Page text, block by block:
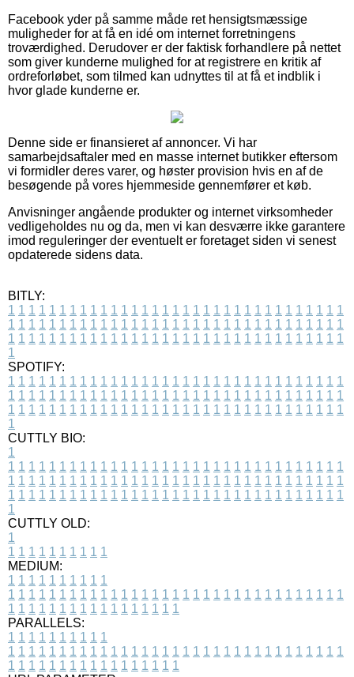
Facebook yder på samme måde ret hensigtsmæssige
muligheder for at få en idé om internet forretningens
troværdighed. Derudover er der faktisk forhandlere på nettet
som giver kunderne mulighed for at registrere en kritik af
ordreforløbet, som tilmed kan udnyttes til at få et indblik i
hvor glade kunderne er.
Denne side er finansieret af annoncer. Vi har
samarbejdsaftaler med en masse internet butikker eftersom
vi formidler deres varer, og høster provision hvis en af de
besøgende på vores hjemmeside gennemfører et køb.
Anvisninger angående produkter og internet virksomheder
vedligeholdes nu og da, men vi kan desværre ikke garantere
imod reguleringer der eventuelt er foretaget siden vi senest
opdaterede sidens data.
BITLY:
1 1 1 1 1 1 1 1 1 1 1 1 1 1 1 1 1 1 1 1 1 1 1 1 1 1 1 1 1 1 1 1 1
1 1 1 1 1 1 1 1 1 1 1 1 1 1 1 1 1 1 1 1 1 1 1 1 1 1 1 1 1 1 1 1 1
1 1 1 1 1 1 1 1 1 1 1 1 1 1 1 1 1 1 1 1 1 1 1 1 1 1 1 1 1 1 1 1 1
1
SPOTIFY:
1 1 1 1 1 1 1 1 1 1 1 1 1 1 1 1 1 1 1 1 1 1 1 1 1 1 1 1 1 1 1 1 1
1 1 1 1 1 1 1 1 1 1 1 1 1 1 1 1 1 1 1 1 1 1 1 1 1 1 1 1 1 1 1 1 1
1 1 1 1 1 1 1 1 1 1 1 1 1 1 1 1 1 1 1 1 1 1 1 1 1 1 1 1 1 1 1 1 1
1
CUTTLY BIO:
1
1 1 1 1 1 1 1 1 1 1 1 1 1 1 1 1 1 1 1 1 1 1 1 1 1 1 1 1 1 1 1 1 1
1 1 1 1 1 1 1 1 1 1 1 1 1 1 1 1 1 1 1 1 1 1 1 1 1 1 1 1 1 1 1 1 1
1 1 1 1 1 1 1 1 1 1 1 1 1 1 1 1 1 1 1 1 1 1 1 1 1 1 1 1 1 1 1 1 1
1
CUTTLY OLD:
1
1 1 1 1 1 1 1 1 1 1
MEDIUM:
1 1 1 1 1 1 1 1 1 1
1 1 1 1 1 1 1 1 1 1 1 1 1 1 1 1 1 1 1 1 1 1 1 1 1 1 1 1 1 1 1 1 1
1 1 1 1 1 1 1 1 1 1 1 1 1 1 1 1 1
PARALLELS:
1 1 1 1 1 1 1 1 1 1
1 1 1 1 1 1 1 1 1 1 1 1 1 1 1 1 1 1 1 1 1 1 1 1 1 1 1 1 1 1 1 1 1
1 1 1 1 1 1 1 1 1 1 1 1 1 1 1 1 1